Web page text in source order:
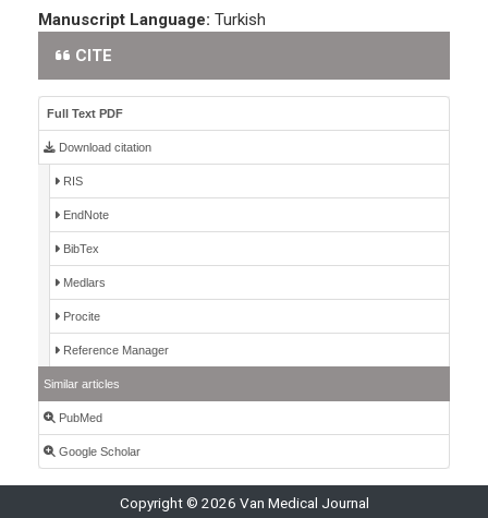
Manuscript Language: Turkish
CITE
Full Text PDF
Download citation
RIS
EndNote
BibTex
Medlars
Procite
Reference Manager
Similar articles
PubMed
Google Scholar
Copyright © 2026 Van Medical Journal